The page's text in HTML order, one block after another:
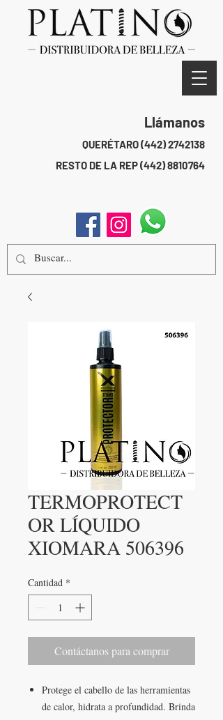
Llámanos
QUERÉTARO(442) 2742138
RESTO DE LA REP(442) 8810764
TERMOPROTECT
OR LÍQUIDO
XIOMARA 506396
Cantidad *
Contáctanos para comprar
Protege el cabello de las herramientas
de calor, hidrata a profundidad. Brinda